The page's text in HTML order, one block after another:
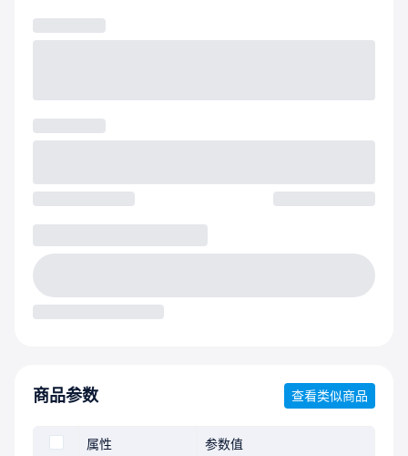
商品参数 查看类似商品
属性 参数值